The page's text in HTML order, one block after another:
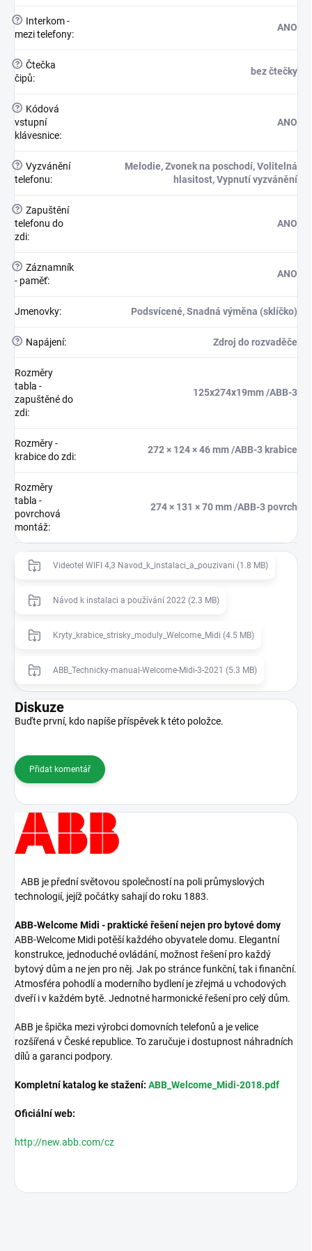
?
Interkom -
mezi telefony:
ANO
? Čtečka
čipů:
bez čtečky
?
Kódová
vstupní
klávesnice:
ANO
? Vyzvánění
telefonu:
Melodie, Zvonek na poschodí, Volitelná
hlasitost, Vypnutí vyzvánění
? Zapuštění
telefonu do
zdi:
ANO
? Záznamník
- paměť:
ANO
Jmenovky: Podsvícené, Snadná výměna (sklíčko)
? Napájení: Zdroj do rozvaděče
Rozměry
tabla -
zapuštěné do
zdi:
125x274x19mm /ABB-3
Rozměry -
krabice do zdi:
272 × 124 × 46 mm /ABB-3 krabice
Rozměry
tabla -
povrchová
montáž:
274 × 131 × 70 mm /ABB-3 povrch
Videotel WIFI 4,3 Navod_k_instalaci_a_pouzivani (1.8 MB)
Návod k instalaci a používání 2022 (2.3 MB)
Kryty_krabice_strisky_moduly_Welcome_Midi (4.5 MB)
ABB_Technicky-manual-Welcome-Midi-3-2021 (5.3 MB)
Diskuze
Buďte první, kdo napíše příspěvek k této položce.
Přidat komentář
ABB je přední světovou společností na poli průmyslových
technologií, jejíž počátky sahají do roku 1883.
ABB-Welcome Midi - praktické řešení nejen pro bytové domy
ABB-Welcome Midi potěší každého obyvatele domu. Elegantní
konstrukce, jednoduché ovládání, možnost řešení pro každý
bytový dům a ne jen pro něj. Jak po stránce funkční, tak i finanční.
Atmosféra pohodlí a moderního bydlení je zřejmá u vchodových
dveří i v každém bytě. Jednotné harmonické řešení pro celý dům.
ABB je špička mezi výrobci domovních telefonů a je velice
rozšířená v České republice. To zaručuje i dostupnost náhradních
dílů a garanci podpory.
Kompletní katalog ke stažení: ABB_Welcome_Midi-2018.pdf
Oficiální web:
http://new.abb.com/cz